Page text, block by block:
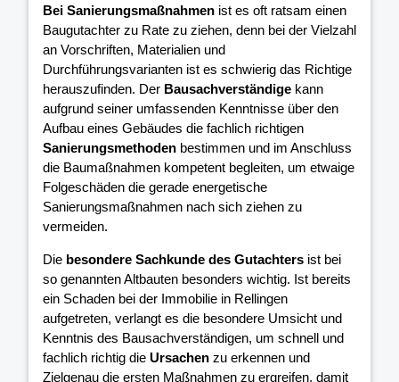
Bei Sanierungsmaßnahmen ist es oft ratsam einen
Baugutachter zu Rate zu ziehen, denn bei der Vielzahl
an Vorschriften, Materialien und
Durchführungsvarianten ist es schwierig das Richtige
herauszufinden. Der Bausachverständige kann
aufgrund seiner umfassenden Kenntnisse über den
Aufbau eines Gebäudes die fachlich richtigen
Sanierungsmethoden bestimmen und im Anschluss
die Baumaßnahmen kompetent begleiten, um etwaige
Folgeschäden die gerade energetische
Sanierungsmaßnahmen nach sich ziehen zu
vermeiden.
Die besondere Sachkunde des Gutachters ist bei
so genannten Altbauten besonders wichtig. Ist bereits
ein Schaden bei der Immobilie in Rellingen
aufgetreten, verlangt es die besondere Umsicht und
Kenntnis des Bausachverständigen, um schnell und
fachlich richtig die Ursachen zu erkennen und
Zielgenau die ersten Maßnahmen zu ergreifen, damit